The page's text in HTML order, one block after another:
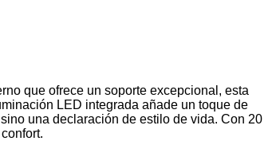
que ofrece un soporte excepcional, esta
LED integrada añade un toque de
una declaración de estilo de vida. Con 20